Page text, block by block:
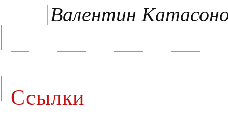
Валентин
Ссылки